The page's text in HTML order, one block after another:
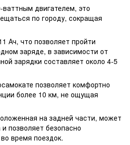
двигателем, это
по городу, сокращая
Ач, что позволяет пройти
заряде, в зависимости от
зарядки составляет около 4-5
позволяет комфортно
более 10 км, не ощущая
на задней части, может
позволяет безопасно
время поездок.